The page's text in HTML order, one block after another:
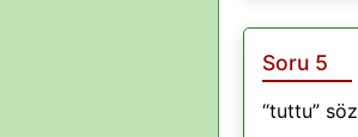
Soru 5
“tuttu”